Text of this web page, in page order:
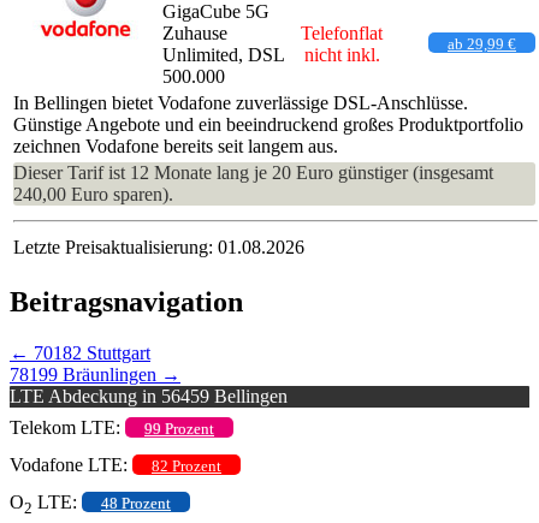
GigaCube 5G
Zuhause
Unlimited, DSL
500.000
Telefonflat
nicht inkl.
ab 29,99 €
In Bellingen bietet Vodafone zuverlässige DSL-Anschlüsse.
Günstige Angebote und ein beeindruckend großes Produktportfolio
zeichnen Vodafone bereits seit langem aus.
Dieser Tarif ist 12 Monate lang je 20 Euro günstiger (insgesamt
240,00 Euro sparen).
Letzte Preisaktualisierung: 01.08.2026
Beitragsnavigation
← 70182 Stuttgart
78199 Bräunlingen →
LTE Abdeckung in 56459 Bellingen
Telekom LTE:
99 Prozent
Vodafone LTE: 82 Prozent
O2 LTE: 48 Prozent